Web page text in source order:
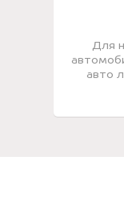
Для
авто